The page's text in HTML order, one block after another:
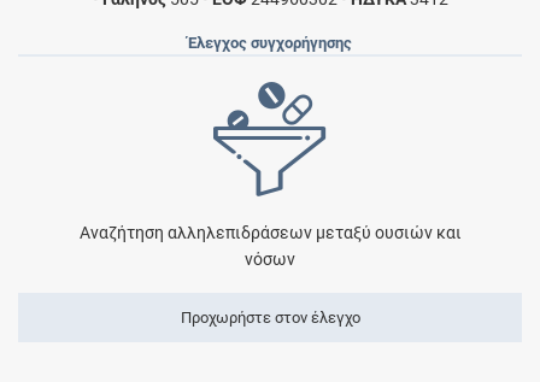
Έλεγχος συγχορήγησης
Αναζήτηση αλληλεπιδράσεων μεταξύ ουσιών και
νόσων
Προχωρήστε στον έλεγχο